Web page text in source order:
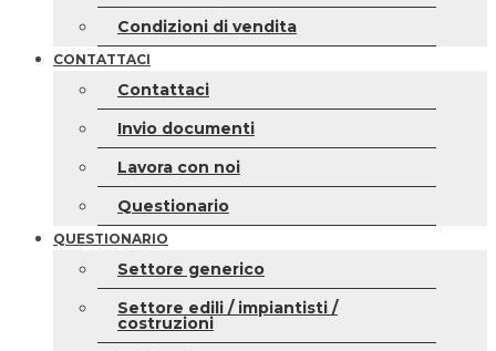
Condizioni di vendita
CONTATTACI
Contattaci
Invio documenti
Lavora con noi
Questionario
QUESTIONARIO
Settore generico
Settore edili / impiantisti /
costruzioni